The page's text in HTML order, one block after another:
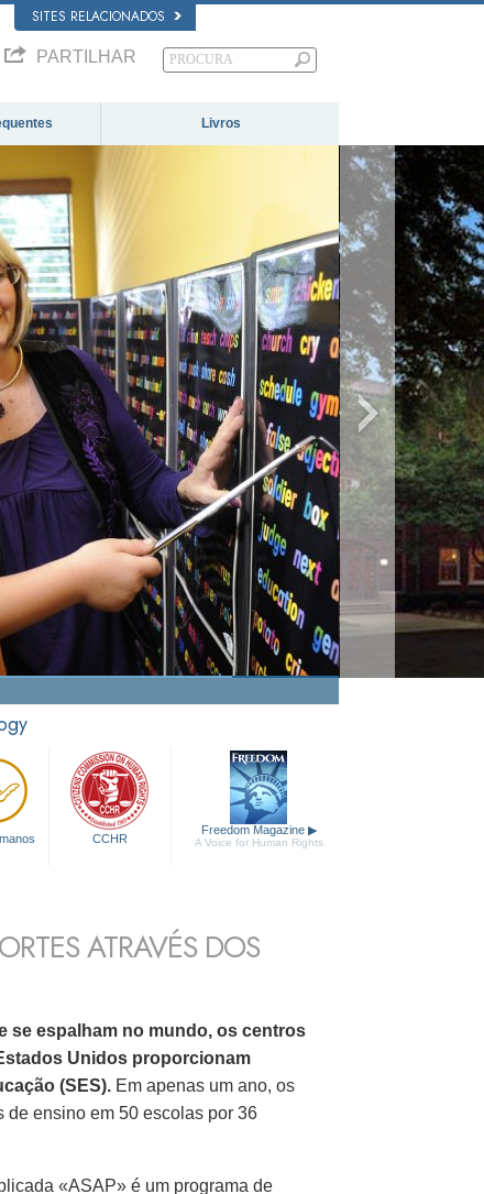
SITES RELACIONADOS
PARTILHAR
Livros
CCHR
Freedom Magazine ▶
A Voice for Human Rights
ATRAVÉS DOS
se espalham no mundo, os centros
Unidos proporcionam
(SES). Em apenas um ano, os
ensino em 50 escolas por 36
«ASAP» é um programa de